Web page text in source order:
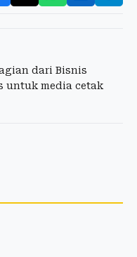
dari Bisnis
untuk media cetak